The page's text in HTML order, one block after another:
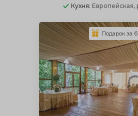
Кухня: Европейская,
Подарок за